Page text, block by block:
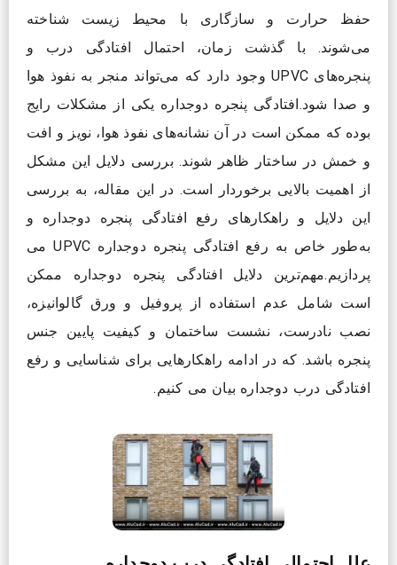
حفظ حرارت و سازگاری با محیط زیست شناخته
می‌شوند. با گذشت زمان، احتمال افتادگی درب و
پنجره‌های UPVC وجود دارد که می‌تواند منجر به نفوذ هوا
و صدا شود.افتادگی پنجره دوجداره یکی از مشکلات رایج
بوده که ممکن است در آن نشانه‌های نفوذ هوا، نویز و افت
و خمش در ساختار ظاهر شوند. بررسی دلایل این مشکل
از اهمیت بالایی برخوردار است. در این مقاله، به بررسی
این دلایل و راهکارهای رفع افتادگی پنجره دوجداره و
به‌طور خاص به رفع افتادگی پنجره دوجداره UPVC می
پردازیم.مهم‌ترین دلایل افتادگی پنجره دوجداره ممکن
است شامل عدم استفاده از پروفیل و ورق گالوانیزه،
نصب نادرست، نشست ساختمان و کیفیت پایین جنس
پنجره باشد. که در ادامه راهکارهایی برای شناسایی و رفع
افتادگی درب دوجداره بیان می کنیم.